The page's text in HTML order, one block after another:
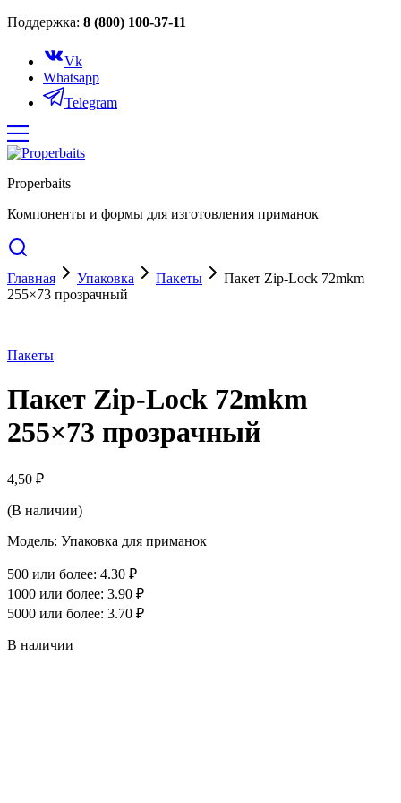
Поддержка: 8 (800) 100-37-11
Vk
Whatsapp
Telegram
Properbaits
Компоненты и формы для изготовления приманок
Главная Упаковка Пакеты
Пакет Zip-Lock 72mkm
255×73 прозрачный
Пакеты
Пакет Zip-Lock 72mkm
255×73 прозрачный
4,50 ₽
(В наличии)
Модель: Упаковка для приманок
500 или более: 4.30 ₽
1000 или более: 3.90 ₽
5000 или более: 3.70 ₽
В наличии